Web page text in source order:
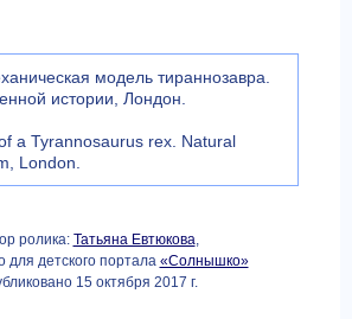
модель тираннозавра.
истории, Лондон.
a Tyrannosaurus rex. Natural
London.
ролика: Татьяна Евтюкова,
для детского портала «Солнышко»
15 октября 2017 г.